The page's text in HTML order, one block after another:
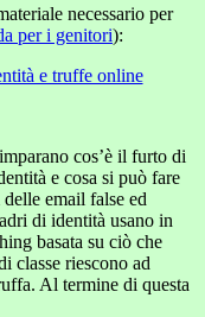
necessario per
per i genitori):
cos’è il furto di
e cosa si può fare
email false ed
di identità usano in
basata su ciò che
classe riescono ad
Al termine di questa